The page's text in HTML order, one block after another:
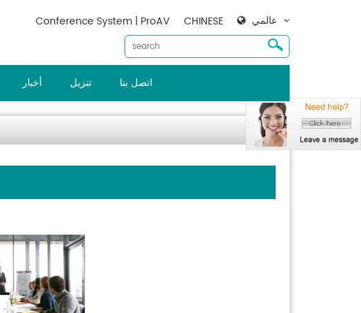
عالمي CHINESE
Conference System | ProAV
أخبار تنزيل اتصل بنا